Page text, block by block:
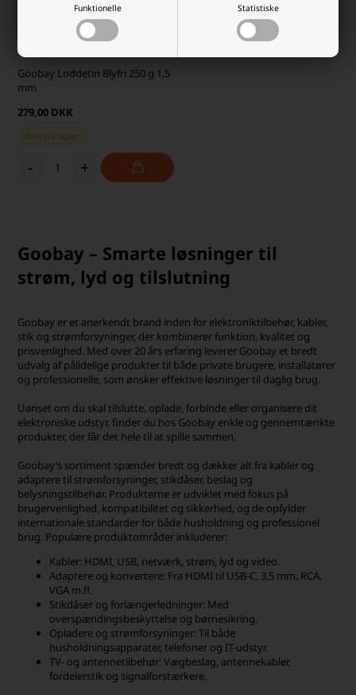
Funktionelle Statistiske
Goobay Loddetin Blyfri 250 g 1,5
mm
279,00 DKK
Ikke på lager
- +
Goobay – Smarte løsninger til
strøm, lyd og tilslutning
Goobay er et anerkendt brand inden for elektroniktilbehør, kabler,
stik og strømforsyninger, der kombinerer funktion, kvalitet og
prisvenlighed. Med over 20 års erfaring leverer Goobay et bredt
udvalg af pålidelige produkter til både private brugere, installatører
og professionelle, som ønsker effektive løsninger til daglig brug.
Uanset om du skal tilslutte, oplade, forbinde eller organisere dit
elektroniske udstyr, finder du hos Goobay enkle og gennemtænkte
produkter, der får det hele til at spille sammen.
Goobay’s sortiment spænder bredt og dækker alt fra kabler og
adaptere til strømforsyninger, stikdåser, beslag og
belysningstilbehør. Produkterne er udviklet med fokus på
brugervenlighed, kompatibilitet og sikkerhed, og de opfylder
internationale standarder for både husholdning og professionel
brug. Populære produktområder inkluderer:
Kabler: HDMI, USB, netværk, strøm, lyd og video.
Adaptere og konvertere: Fra HDMI til USB-C, 3,5 mm, RCA,
VGA m.fl.
Stikdåser og forlængerledninger: Med
overspændingsbeskyttelse og børnesikring.
Opladere og strømforsyninger: Til både
husholdningsapparater, telefoner og IT-udstyr.
TV- og antennetilbehør: Vægbeslag, antennekabler,
fordelerstik og signalforstærkere.